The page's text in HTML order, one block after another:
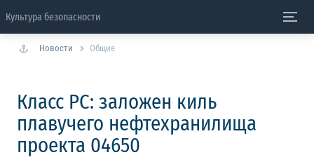
Культура безопасности
Новости Общие
Класс РС: заложен киль
плавучего нефтехранилища
проекта 04650